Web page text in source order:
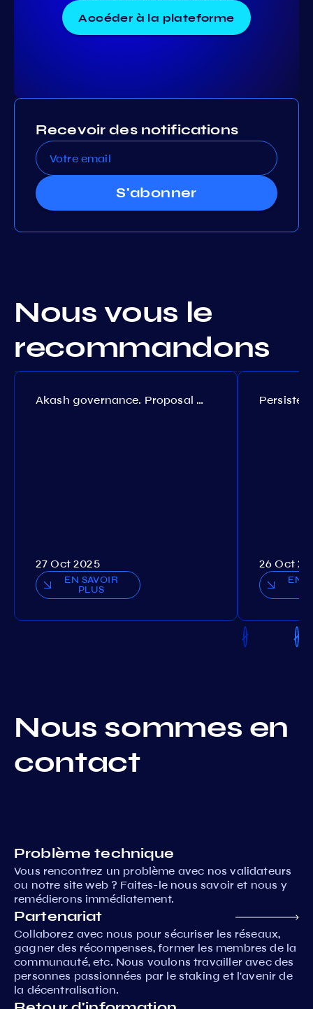
Accéder à la plateforme
Recevoir des notifications
S'abonner
Nous vous le
recommandons
Akash governance. Proposal №308
27 Oct 2025
EN SAVOIR
PLUS
26 Oct
EN
Nous sommes en
contact
Problème technique
Vous rencontrez un problème avec nos validateurs
ou notre site web ? Faites-le nous savoir et nous y
remédierons immédiatement.
Partenariat
Collaborez avec nous pour sécuriser les réseaux,
gagner des récompenses, former les membres de la
communauté, etc. Nous voulons travailler avec des
personnes passionnées par le staking et l'avenir de
la décentralisation.